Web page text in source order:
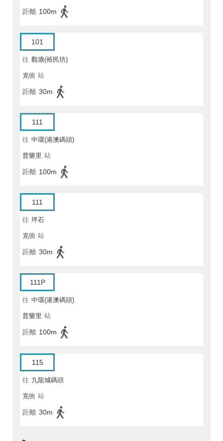
距離 100m
101
往 觀塘(裕民坊)
克街 站
距離 30m
111
往 中環(港澳碼頭)
普樂里 站
距離 100m
111
往 坪石
克街 站
距離 30m
111P
往 中環(港澳碼頭)
普樂里 站
距離 100m
115
往 九龍城碼頭
克街 站
距離 30m